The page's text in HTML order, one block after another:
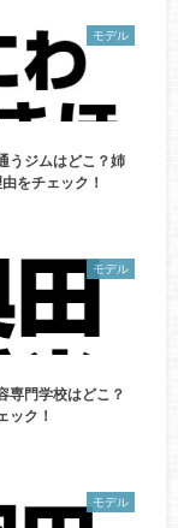
モデル
うジムはどこ？姉
をチェック！
モデル
専門学校はどこ？
ック！
モデル